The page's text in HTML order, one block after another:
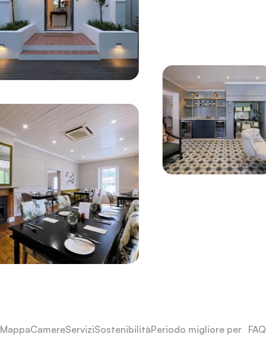
MappaCamereServiziSostenibilitàPeriodo migliore per FAQ